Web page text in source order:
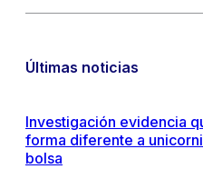
Últimas noticias
Investigación evidencia
forma diferente a
bolsa